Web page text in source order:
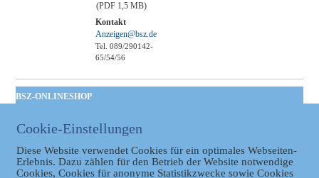
(PDF 1,5 MB)
Kontakt
Anzeigen@bsz.de
Tel. 089/290142-
65/54/56
BSZ-ONLINESHOP
Taschenbuch
GVBl | Einbanddecke
Cookie-Einstellungen
Diese Website verwendet Cookies für ein optimales Webseiten-
Erlebnis. Dazu zählen für den Betrieb der Website notwendige
Cookies, Cookies für anonyme Statistikzwecke sowie Cookies